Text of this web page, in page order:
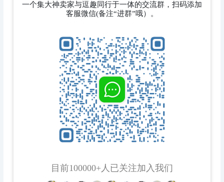
一个集大神卖家与逗趣同行于一体的交流群，扫码添加
客服微信(备注“进群”哦）。
目前100000+人已关注加入我们